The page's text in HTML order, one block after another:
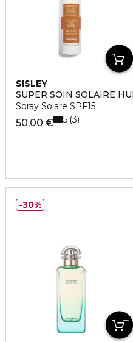
SISLEY
SUPER SOIN SOLAIRE
Spray Solare SPF15
50,00 € 5 3
30%